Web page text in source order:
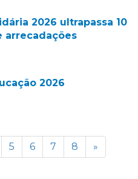
2026 ultrapassa 10
arrecadações
2026
5 6 7 8 »